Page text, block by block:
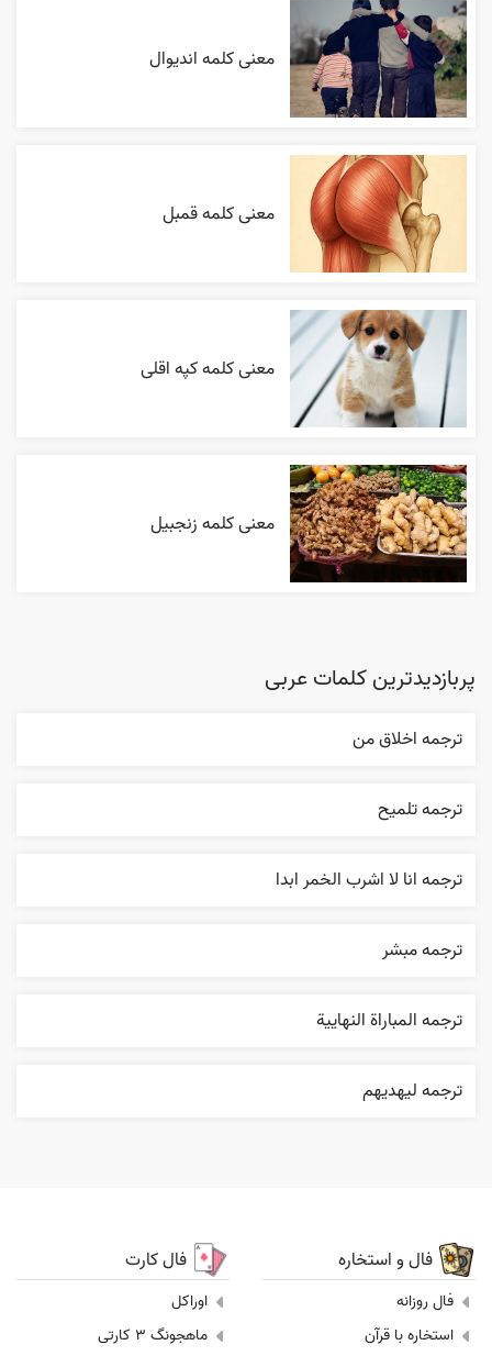
معنی کلمه اندیوال
معنی کلمه قمبل
معنی کلمه کپه اقلی
معنی کلمه زنجبیل
پربازدیدترین کلمات عربی
ترجمه اخلاق من
ترجمه تلميح
ترجمه انا لا اشرب الخمر ابدا
ترجمه مبشر
ترجمه المباراة النهایية
ترجمه ليهديهم
فال و استخاره
فال روزانه
استخاره با قرآن
فال کارت
اوراکل
ماهجونگ 3 کارتی